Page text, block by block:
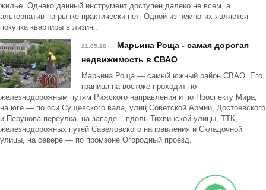
жилье. Однако данный инструмент доступен далеко не всем, а
альтернатив на рынке практически нет. Одной из немногих является
покупка квартиры в лизинг.
21.05.18 — Марьина Роща - самая дорогая
недвижимость в СВАО
Марьина Роща — самый южный район СВАО. Его
граница на востоке проходит по
железнодорожным путям Рижского направления и по Проспекту Мира,
на юге — по оси Сущевского вала, улиц Советской Армии, Достоевского
и Перунова переулка, на западе – вдоль Тихвинской улицы, ТТК,
железнодорожных путей Савеловского направления и Складочной
улицы, на севере — по промзоне Огородный проезд.